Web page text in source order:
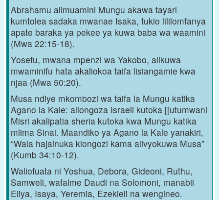
Abrahamu alimuamini Mungu akawa tayari
kumtolea sadaka mwanae Isaka, tukio lililomfanya
apate baraka ya pekee ya kuwa baba wa waamini
(Mwa 22:15-18).
Yosefu, mwana mpenzi wa Yakobo, alikuwa
mwaminifu hata akaliokoa taifa lisiangamie kwa
njaa (Mwa 50:20).
Musa ndiye mkombozi wa taifa la Mungu katika
Agano la Kale: aliongoza Israeli kutoka [[utumwani
Misri akalipatia sheria kutoka kwa Mungu katika
mlima Sinai. Maandiko ya Agano la Kale yanakiri,
“Wala hajainuka kiongozi kama alivyokuwa Musa”
(Kumb 34:10-12).
Waliofuata ni Yoshua, Debora, Gideoni, Ruthu,
Samweli, wafalme Daudi na Solomoni, manabii
Eliya, Isaya, Yeremia, Ezekieli na wengineo.